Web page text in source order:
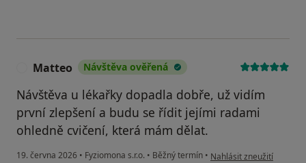
Matteo Návštěva ověřená
Návštěva u lékařky dopadla dobře, už vidím
první zlepšení a budu se řídit jejími radami
ohledně cvičení, která mám dělat.
19. června 2026 • Fyziomona s.r.o. • Běžný termín • podle názoru uživatele
Nahlásit zneužití